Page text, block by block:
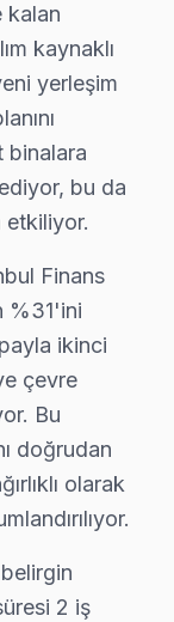
olup bölgemizdeki
elverişli bir
genellikle
içinde seans
zaman
Gerçekleri
sıkça
veya bulanıklık.
kalan
kaynaklı
yerleşim
binalara
bu da
etkiliyor.
Finans
%31'ini
ikinci
çevre
Bu
doğrudan
olarak
2 iş